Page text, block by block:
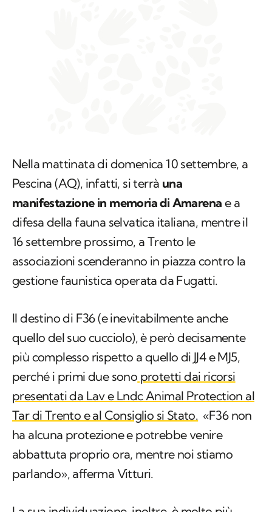
Nella mattinata di domenica 10 settembre, a
Pescina (AQ), infatti, si terràuna
manifestazione in memoria di Amarenae a
difesa della fauna selvatica italiana, mentre il
16 settembre prossimo, a Trento le
associazioni scenderanno in piazza contro la
Il destino di F36 (e inevitabilmente anche
quello del suo cucciolo), è però decisamente
più complesso rispetto a quello di JJ4 e MJ5,
perché i primi due sonoprotetti dai ricorsi
presentati da Lav e Lndc Animal Protection al
Tar di Trento e al Consiglio si Stato.«F36 non
ha alcuna protezione e potrebbe venire
abbattuta proprio ora, mentre noi stiamo